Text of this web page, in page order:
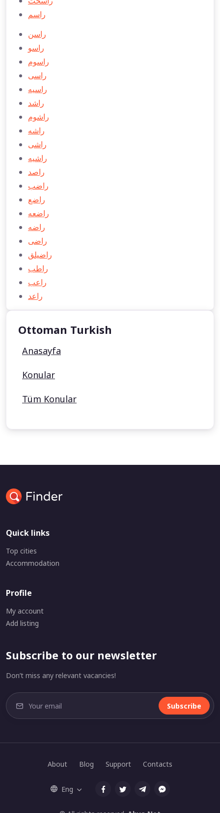
راسم
راسن
راسو
راسوم
راسی
راسيه
راشد
راشوم
راشه
راشی
راشيه
راصد
راضب
راضع
راضعه
راضه
راضی
راضیلق
راطب
راعب
راعد
Ottoman Turkish
Anasayfa
Konular
Tüm Konular
Quick links
Top cities
Accommodation
Profile
My account
Add listing
Subscribe to our newsletter
Don’t miss any relevant vacancies!
Subscribe
About Blog Support Contacts
Eng